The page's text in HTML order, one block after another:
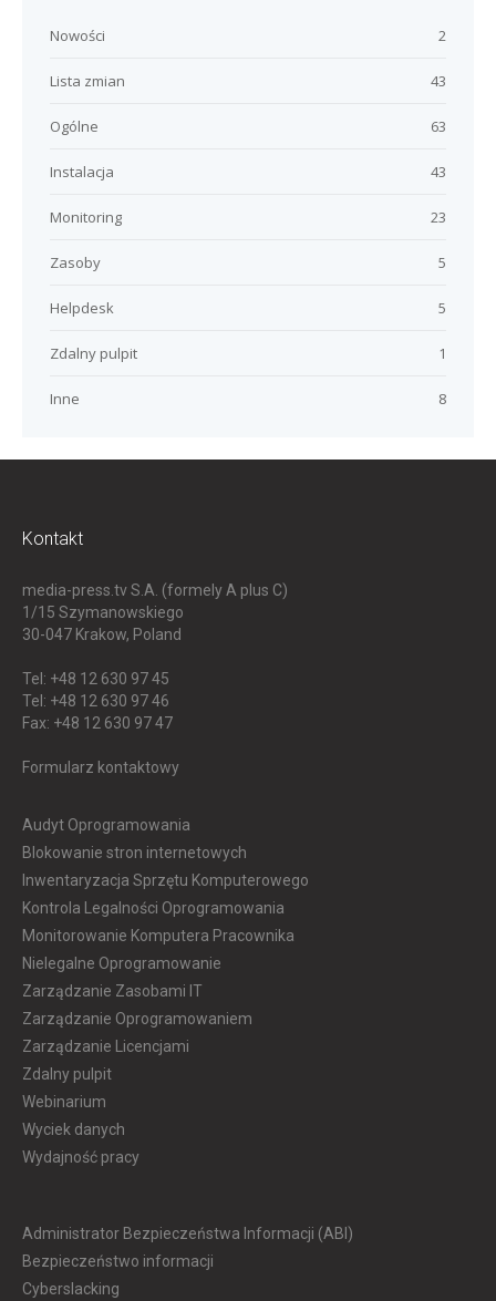
2
Nowości
43
Lista zmian
63
Ogólne
43
Instalacja
23
Monitoring
5
Zasoby
5
Helpdesk
1
Zdalny pulpit
8
Inne
Kontakt
media-press.tv S.A. (formely A plus C)
1/15 Szymanowskiego
30-047 Krakow, Poland
Tel: +48 12 630 97 45
Tel: +48 12 630 97 46
Fax: +48 12 630 97 47
Formularz kontaktowy
Audyt Oprogramowania
Blokowanie stron internetowych
Inwentaryzacja Sprzętu Komputerowego
Kontrola Legalności Oprogramowania
Monitorowanie Komputera Pracownika
Nielegalne Oprogramowanie
Zarządzanie Zasobami IT
Zarządzanie Oprogramowaniem
Zarządzanie Licencjami
Zdalny pulpit
Webinarium
Wyciek danych
Wydajność pracy
Administrator Bezpieczeństwa Informacji (ABI)
Bezpieczeństwo informacji
Cyberslacking